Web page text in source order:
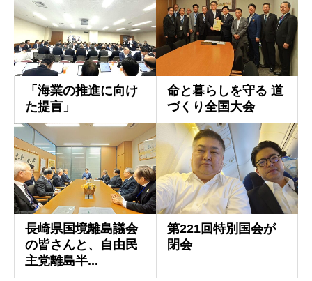
「海業の推進に向け
た提言」
命と暮らしを守る 道
づくり全国大会
長崎県国境離島議会
の皆さんと、自由民
主党離島半...
第221回特別国会が
閉会